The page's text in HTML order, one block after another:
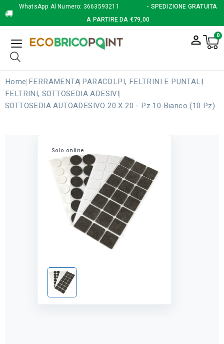
WhatsApp Al Numero: 3663593211
- SPEDIZIONE GRATUITA
A PARTIRE DA €79,00
person_outline 0
Home FERRAMENTA PARACOLPI, FELTRINI E PUNTALI
FELTRINI, SOTTOSEDIA ADESIVI
SOTTOSEDIA AUTOADESIVO 20 X 20 - Pz 10 Bianco (10 Pz)
Solo online